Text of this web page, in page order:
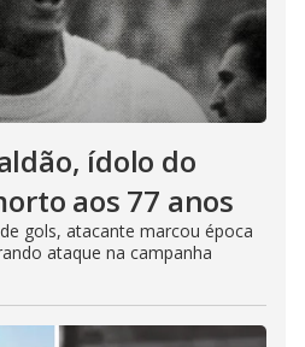
ídolo do
aos 77 anos
gols, atacante marcou época
ataque na campanha